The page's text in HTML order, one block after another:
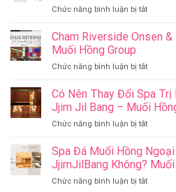
Chức năng bình luận bị tắtở
Những
Ý
Cho
Sức
–
&
Jjim
Bang
Cham Riverside Onsen
Muối Hồng Group
Chức năng bình luận bị tắtở
Onsen
&
Jjim
Bang
Đà
Muối
Có Nên Thay Đổi Spa Trị
Jjim Jil Bang – Muối
Chức năng bình luận bị tắtở
Nên
Thay
Đổi
Spa
Spa Đá Muối Hồng Ngoại
JjimJilBang Không? Muối
Chức năng bình luận bị tắtở